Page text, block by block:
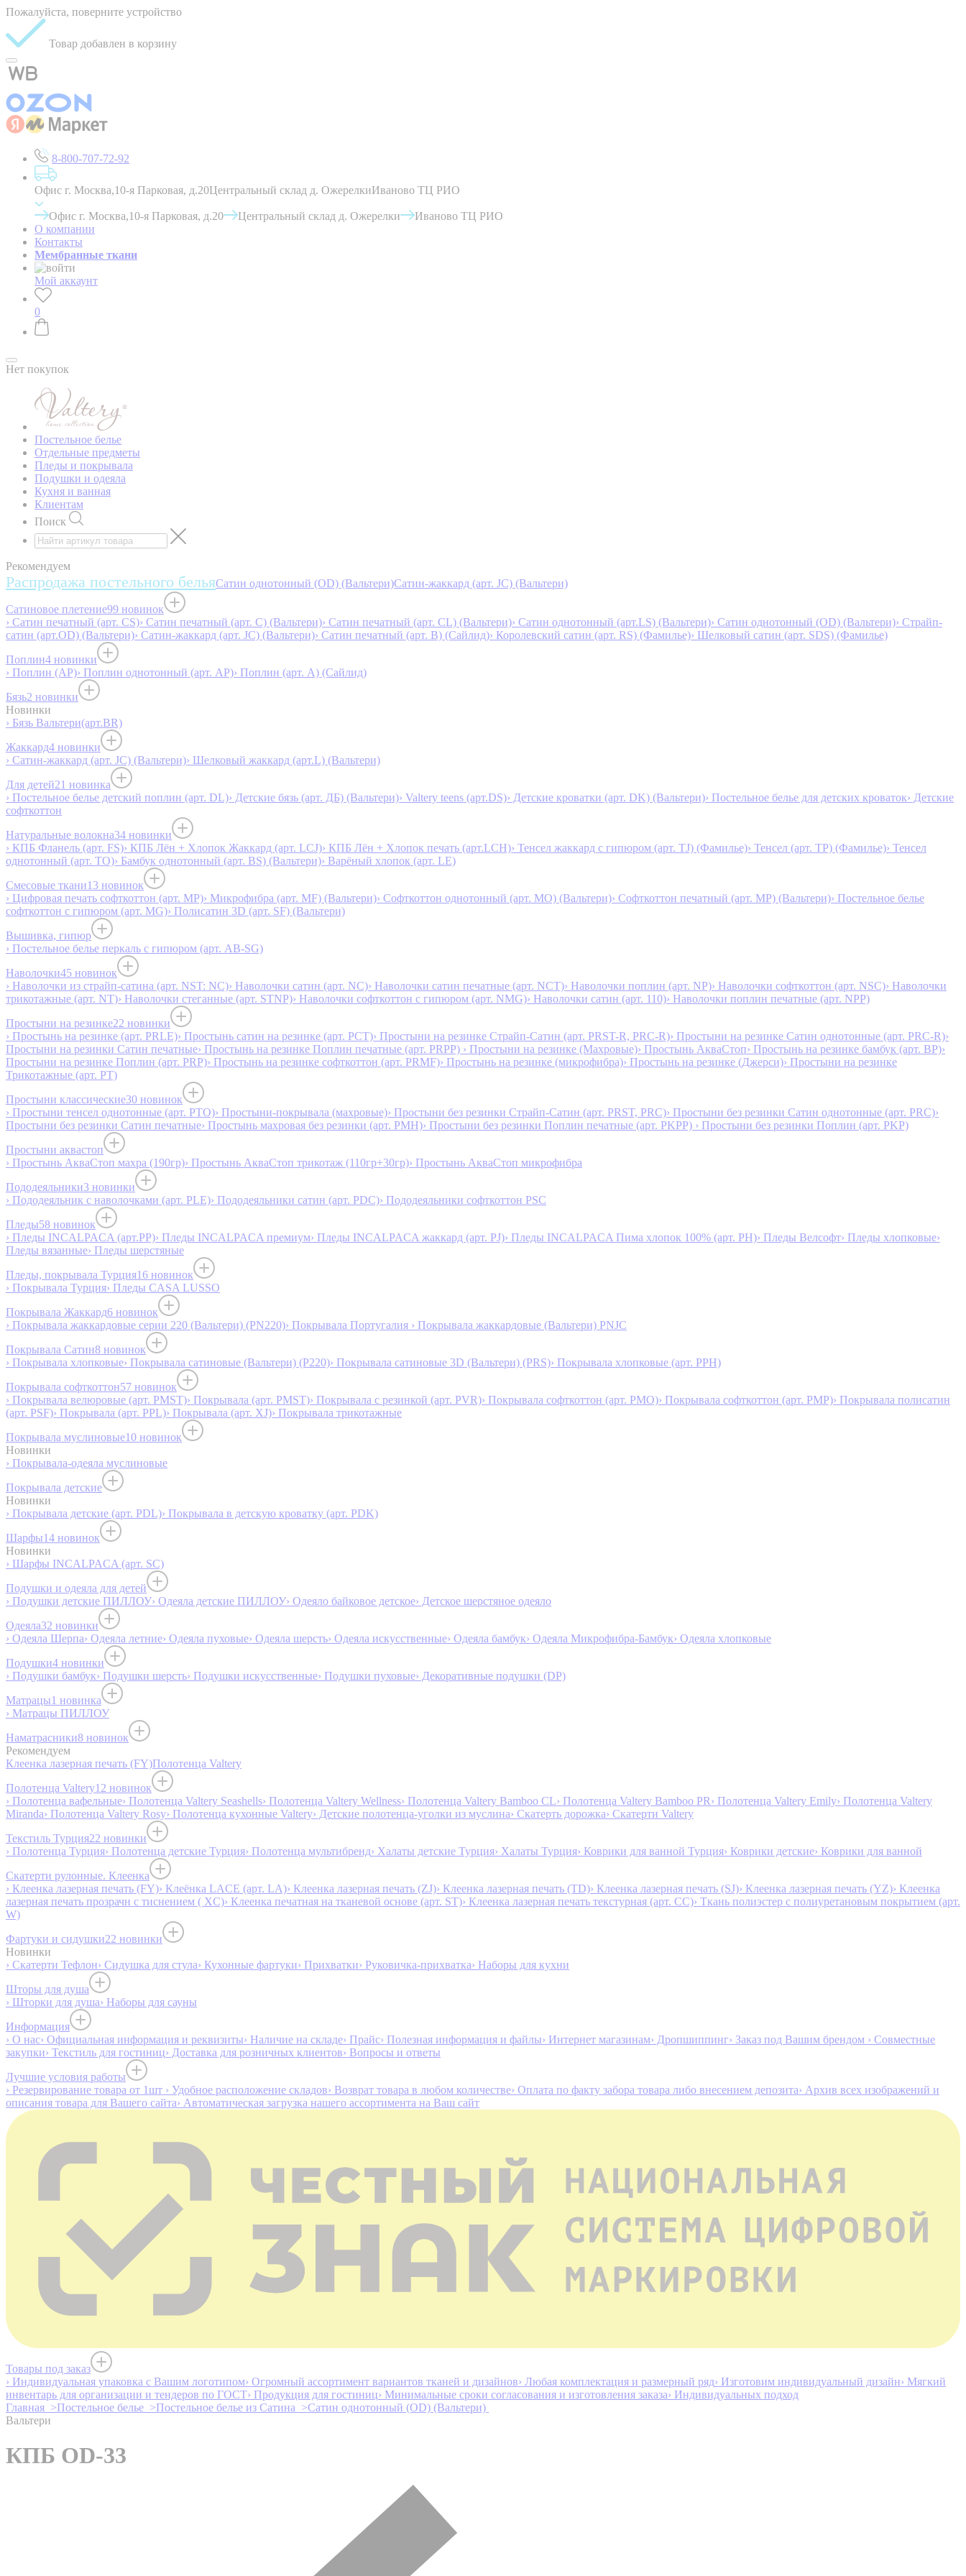
Пожалуйста, поверните устройство
Товар добавлен в корзину
8-800-707-72-92
Офис г. Москва,10-я Парковая, д.20Центральный склад д. ОжерелкиИваново ТЦ РИО
Офис г. Москва,10-я Парковая, д.20 Центральный склад д. Ожерелки
Иваново ТЦ РИО
О компании
Контакты
Мембранные ткани
Мой аккаунт
0
Нет покупок
Постельное белье
Отдельные предметы
Пледы и покрывала
Подушки и одеяла
Кухня и ванная
Клиентам
Поиск
Рекомендуем
Распродажа постельного бельяСатин однотонный (OD) (Вальтери)Сатин-жаккард (арт. JC) (Вальтери)
Сатиновое плетение99 новинок
› Сатин печатный (арт. СS)› Сатин печатный (арт. С) (Вальтери)› Сатин печатный (арт. СL) (Вальтери)› Сатин однотонный (арт.LS) (Вальтери)› Сатин однотонный (OD) (Вальтери)› Страйп-
сатин (арт.OD) (Вальтери)› Сатин-жаккард (арт. JC) (Вальтери)› Сатин печатный (арт. В) (Сайлид)› Королевский сатин (арт. RS) (Фамилье)› Шелковый сатин (арт. SDS) (Фамилье)
Поплин4 новинки
› Поплин (AP)› Поплин однотонный (арт. AP)› Поплин (арт. А) (Сайлид)
Бязь2 новинки
Новинки
› Бязь Вальтери(арт.BR)
Жаккард4 новинки
› Сатин-жаккард (арт. JC) (Вальтери)› Шелковый жаккард (арт.L) (Вальтери)
Для детей21 новинка
› Постельное белье детский поплин (арт. DL)› Детские бязь (арт. ДБ) (Вальтери)› Valtery teens (арт.DS)› Детские кроватки (арт. DK) (Вальтери)› Постельное белье для детских кроваток› Детские
софткоттон
Натуральные волокна34 новинки
› КПБ Фланель (арт. FS)› КПБ Лён + Хлопок Жаккард (арт. LCJ)› КПБ Лён + Хлопок печать (арт.LCH)› Тенсел жаккард с гипюром (арт. TJ) (Фамилье)› Тенсел (арт. ТР) (Фамилье)› Тенсел
однотонный (арт. TO)› Бамбук однотонный (арт. BS) (Вальтери)› Варёный хлопок (арт. LE)
Смесовые ткани13 новинок
› Цифровая печать софткоттон (арт. MP)› Микрофибра (арт. MF) (Вальтери)› Софткоттон однотонный (арт. MO) (Вальтери)› Софткоттон печатный (арт. MР) (Вальтери)› Постельное белье
софткоттон с гипюром (арт. MG)› Полисатин 3D (арт. SF) (Вальтери)
Вышивка, гипюр
› Постельное белье перкаль с гипюром (арт. AB-SG)
Наволочки45 новинок
› Наволочки из страйп-сатина (арт. NST: NC)› Наволочки сатин (арт. NC)› Наволочки сатин печатные (арт. NCT)› Наволочки поплин (арт. NP)› Наволочки софткоттон (арт. NSC)› Наволочки
трикотажные (арт. NT)› Наволочки стеганные (арт. STNP)› Наволочки софткоттон с гипюром (арт. NMG)› Наволочки сатин (арт. 110)› Наволочки поплин печатные (арт. NPP)
Простыни на резинке22 новинки
› Простынь на резинке (арт. PRLE)› Простынь сатин на резинке (арт. PCT)› Простыни на резинке Страйп-Сатин (арт. PRST-R, PRC-R)› Простыни на резинке Сатин однотонные (арт. PRC-R)›
Простыни на резинки Сатин печатные› Простынь на резинке Поплин печатные (арт. PRPP) › Простыни на резинке (Махровые)› Простынь АкваСтоп› Простынь на резинке бамбук (арт. BP)›
Простыни на резинке Поплин (арт. PRP)› Простынь на резинке софткоттон (арт. PRMF)› Простынь на резинке (микрофибра)› Простынь на резинке (Джерси)› Простыни на резинке
Трикотажные (арт. РТ)
Простыни классические30 новинок
› Простыни тенсел однотонные (арт. PTO)› Простыни-покрывала (махровые)› Простыни без резинки Страйп-Сатин (арт. PRST, PRC)› Простыни без резинки Сатин однотонные (арт. PRC)›
Простыни без резинки Сатин печатные› Простынь махровая без резинки (арт. PMH)› Простыни без резинки Поплин печатные (арт. PKPP) › Простыни без резинки Поплин (арт. PKP)
Простыни аквастоп
› Простынь АкваСтоп махра (190гр)› Простынь АкваСтоп трикотаж (110гр+30гр)› Простынь АкваСтоп микрофибра
Пододеяльники3 новинки
› Пододеяльник с наволочками (арт. PLE)› Пододеяльники сатин (арт. PDC)› Пододеяльники софткоттон PSC
Пледы58 новинок
› Пледы INCALPACA (арт.PP)› Пледы INCALPACA премиум› Пледы INCALPACA жаккард (арт. PJ)› Пледы INCALPACA Пима хлопок 100% (арт. PH)› Пледы Велсофт› Пледы хлопковые›
Пледы вязанные› Пледы шерстяные
Пледы, покрывала Турция16 новинок
› Покрывала Турция› Пледы CASA LUSSO
Покрывала Жаккард6 новинок
› Покрывала жаккардовые серии 220 (Вальтери) (PN220)› Покрывала Португалия › Покрывала жаккардовые (Вальтери) PNJC
Покрывала Сатин8 новинок
› Покрывала хлопковые› Покрывала сатиновые (Вальтери) (P220)› Покрывала сатиновые 3D (Вальтери) (PRS)› Покрывала хлопковые (арт. PPH)
Покрывала софткоттон57 новинок
› Покрывала велюровые (арт. PMST)› Покрывала (арт. PMST)› Покрывала с резинкой (арт. PVR)› Покрывала софткоттон (арт. PMO)› Покрывала софткоттон (арт. PMP)› Покрывала полисатин
(арт. PSF)› Покрывала (арт. PPL)› Покрывала (арт. XJ)› Покрывала трикотажные
Покрывала муслиновые10 новинок
Новинки
› Покрывала-одеяла муслиновые
Покрывала детские
Новинки
› Покрывала детские (арт. PDL)› Покрывала в детскую кроватку (арт. PDK)
Шарфы14 новинок
Новинки
› Шарфы INCALPACA (арт. SC)
Подушки и одеяла для детей
› Подушки детские ПИЛЛОУ› Одеяла детские ПИЛЛОУ› Одеяло байковое детское› Детское шерстяное одеяло
Одеяла32 новинки
› Одеяла Шерпа› Одеяла летние› Одеяла пуховые› Одеяла шерсть› Одеяла искусственные› Одеяла бамбук› Одеяла Микрофибра-Бамбук› Одеяла хлопковые
Подушки4 новинки
› Подушки бамбук› Подушки шерсть› Подушки искусственные› Подушки пуховые› Декоративные подушки (DP)
Матрацы1 новинка
› Матрацы ПИЛЛОУ
Наматрасники8 новинок
Рекомендуем
Клеенка лазерная печать (FY)Полотенца Valtery
Полотенца Valtery12 новинок
› Полотенца вафельные› Полотенца Valtery Seashells› Полотенца Valtery Wellness› Полотенца Valtery Bamboo CL› Полотенца Valtery Bamboo PR› Полотенца Valtery Emily› Полотенца Valtery
Miranda› Полотенца Valtery Rosy› Полотенца кухонные Valtery› Детские полотенца-уголки из муслина› Скатерть дорожка› Скатерти Valtery
Текстиль Турция22 новинки
› Полотенца Турция› Полотенца детские Турция› Полотенца мультибренд› Халаты детские Турция› Халаты Турция› Коврики для ванной Турция› Коврики детские› Коврики для ванной
Скатерти рулонные. Клеенка
› Клеенка лазерная печать (FY)› Клеёнка LACE (арт. LA)› Клеенка лазерная печать (ZJ)› Клеенка лазерная печать (TD)› Клеенка лазерная печать (SJ)› Клеенка лазерная печать (YZ)› Клеенка
лазерная печать прозрачн с тиснением ( XC)› Клеенка печатная на тканевой основе (арт. ST)› Клеенка лазерная печать текстурная (арт. CC)› Ткань полиэстер с полиуретановым покрытием (арт.
W)
Фартуки и сидушки22 новинки
Новинки
› Скатерти Тефлон› Сидушка для стула› Кухонные фартуки› Прихватки› Руковичка-прихватка› Наборы для кухни
Шторы для душа
› Шторки для душа› Наборы для сауны
Информация
› О нас› Официальная информация и реквизиты› Наличие на складе› Прайс› Полезная информация и файлы› Интернет магазинам› Дропшиппинг› Заказ под Вашим брендом › Совместные
закупки› Текстиль для гостиниц› Доставка для розничных клиентов› Вопросы и ответы
Лучшие условия работы
› Резервирование товара от 1шт › Удобное расположение складов› Возврат товара в любом количестве› Оплата по факту забора товара либо внесением депозита› Архив всех изображений и
описания товара для Вашего сайта› Автоматическая загрузка нашего ассортимента на Ваш сайт
Товары под заказ
› Индивидуальная упаковка с Вашим логотипом› Огромный ассортимент вариантов тканей и дизайнов› Любая комплектация и размерный ряд› Изготовим индивидуальный дизайн› Мягкий
инвентарь для организации и тендеров по ГОСТ› Продукция для гостиниц› Минимальные сроки согласования и изготовления заказа› Индивидуальных подход
Главная >Постельное белье >Постельное белье из Сатина >Сатин однотонный (OD) (Вальтери)
Вальтери
КПБ OD-33